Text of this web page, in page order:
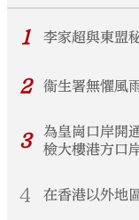
1 李家超與東盟
2 衞生署無懼風
3
為皇崗口岸開
檢大樓港方口
4 在香港以外地